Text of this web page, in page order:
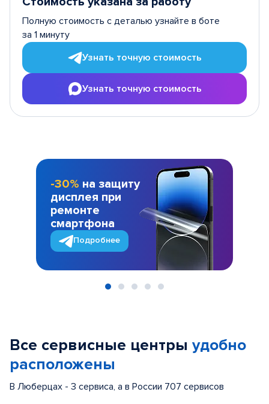
Полную стоимость с деталью узнайте в боте
за 1 минуту
Узнать точную стоимость
Узнать точную стоимость
-30% на защиту
дисплея при
ремонте
смартфона
Подробнее
Все сервисные центры удобно
расположены
В Люберцах - 3 сервиса, а в России 707 сервисов